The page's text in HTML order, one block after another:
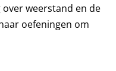
weerstand en de
oefeningen om